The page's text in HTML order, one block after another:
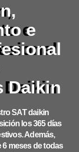
e
Daikin
SAT daikin
los 365 días
Además,
meses de todas